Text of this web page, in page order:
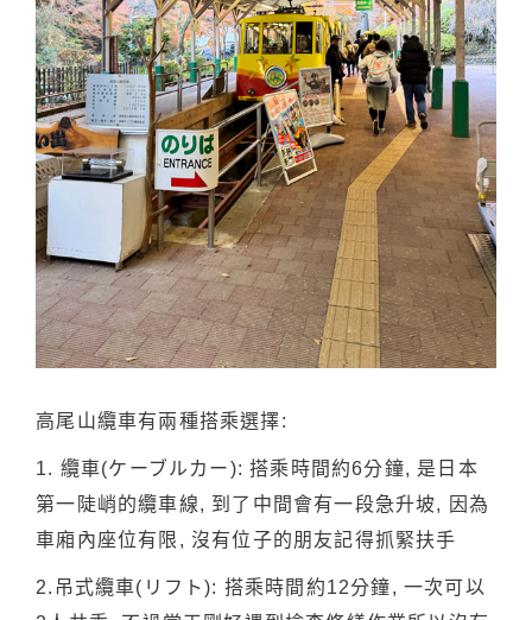
高尾山纜車有兩種搭乘選擇:
1. 纜車(ケーブルカー): 搭乘時間約6分鐘, 是日本
第一陡峭的纜車線, 到了中間會有一段急升坡, 因為
車廂內座位有限, 沒有位子的朋友記得抓緊扶手
2.吊式纜車(リフト): 搭乘時間約12分鐘, 一次可以